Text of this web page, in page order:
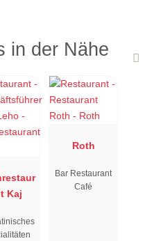
in der Nähe
Kaj
Roth
Bar Restaurant
Café